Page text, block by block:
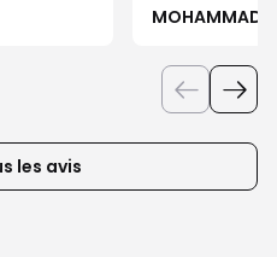
propre
le nom
qui
mail
MOHAMMAD
les avis